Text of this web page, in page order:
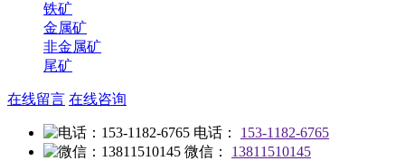
铁矿
金属矿
非金属矿
尾矿
在线留言 在线咨询
电话：
153-1182-6765
微信：
13811510145